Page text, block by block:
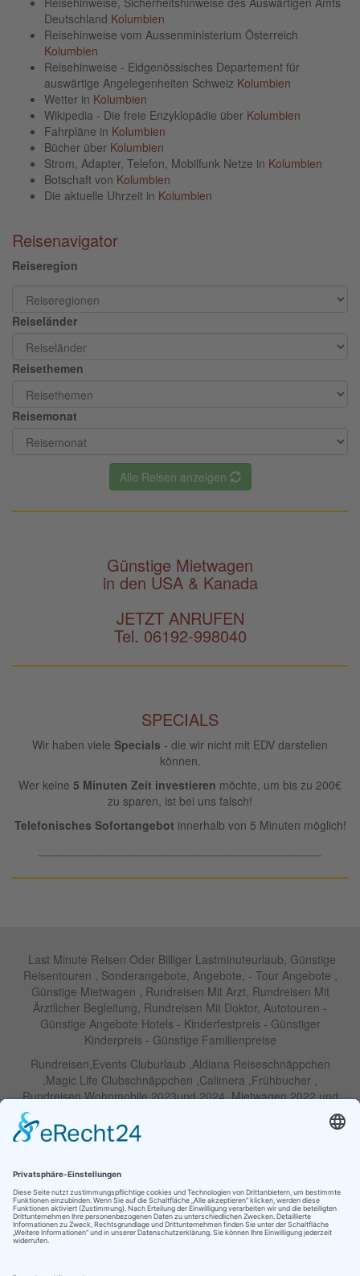
Deutschland Kolumbien
Reisehinweise vom Aussenministerium Österreich
Kolumbien
Reisehinweise - Eidgenössisches Departement für
auswärtige Angelegenheiten Schweiz Kolumbien
Wetter in Kolumbien
Wikipedia - Die freie Enzyklopädie über Kolumbien
Fahrpläne in Kolumbien
Bücher über Kolumbien
Strom, Adapter, Telefon, Mobilfunk Netze in Kolumbien
Botschaft von Kolumbien
Die aktuelle Uhrzeit in Kolumbien
Reisenavigator
Reiseregion
Reiseländer
Reisethemen
Reisemonat
Alle Reisen anzeigen
Günstige Mietwagen
in den USA & Kanada
JETZT ANRUFEN
Tel. 06192-998040
SPECIALS
Wir haben viele Specials - die wir nicht mit EDV darstellen
können.
Wer keine 5 Minuten Zeit investieren möchte, um bis zu 200€
zu sparen, ist bei uns falsch!
Telefonisches Sofortangebot innerhalb von 5 Minuten möglich!
Last Minute Reisen Oder Billiger Lastminuteurlaub, Günstige
Reisentouren , Sonderangebote, Angebote, - Tour Angebote ,
Günstige Mietwagen , Rundreisen Mit Arzt, Rundreisen Mit
Ärztlicher Begleitung, Rundreisen Mit Doktor, Autotouren -
Günstige Angebote Hotels - Kinderfestpreis - Günstiger
Kinderpreis - Günstige Familienpreise
Rundreisen,Events Cluburlaub ,Aldiana Reiseschnäppchen
,Magic Life Clubschnäppchen ,Calimera ,Frühbucher ,
Rundreisen Wohnmobile 2023und 2024 ,Mietwagen 2022 und
Weihnachtreisen 2022 und 2023 , Silvesterreisen 2022 und 2032,
Namibia, Wohnmobile , Billige Angebote, Touren,Angebote Für
Mietwagentouren , Billige Lastminute Angebote Für
Mietwagenrundreisen, Mietwagenreisen ,Selbstfahrertouren
RIU Urlaubs Angebote - RIU Urlaub Schnäppchen - RIU Clubhotel
- Lastminute RIU - Riu Palace Hotels - Robinson Clubs -
Familien Angebote Europa Park Freizeitpark